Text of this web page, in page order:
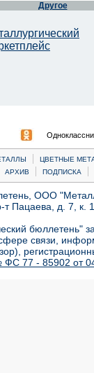
Другое
|
ЦВЕТНЫЕ
АРХИВ | ПОДПИСКА |
ООО
т Пацаева, д. 7,
бюллетень"
связи,
77 - 85902 от 04